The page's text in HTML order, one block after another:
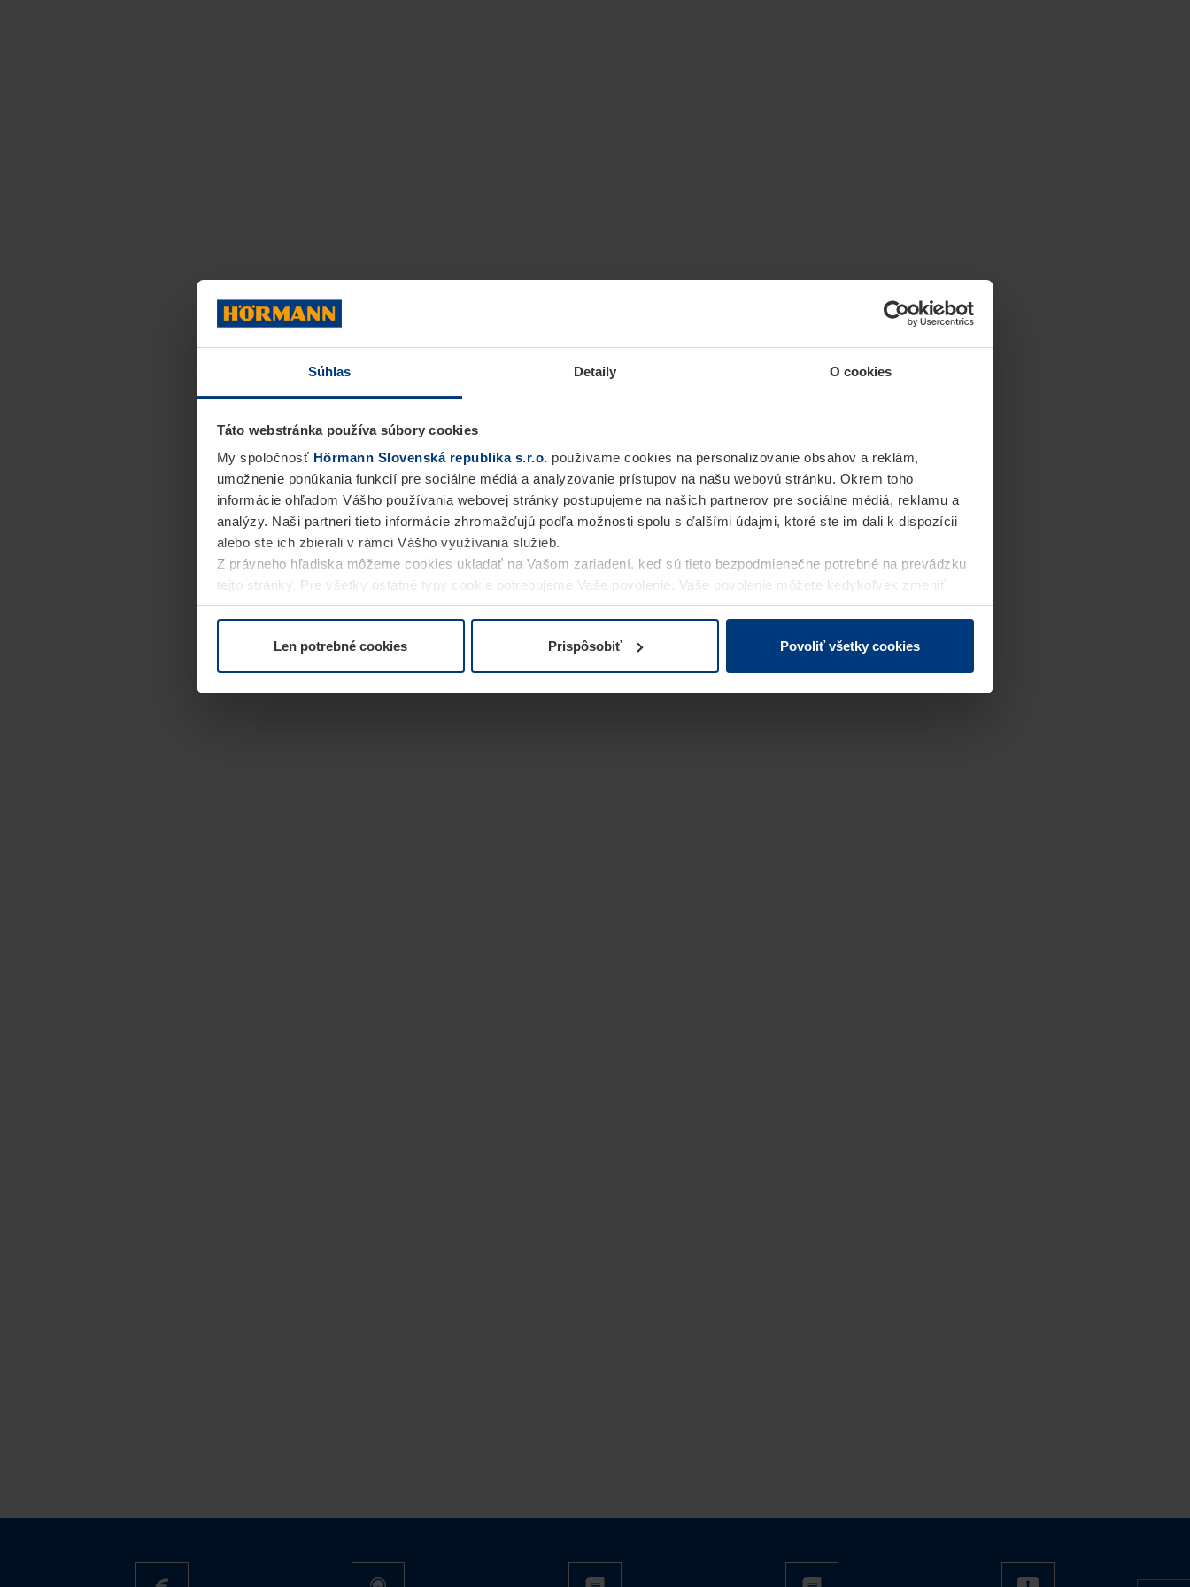
Súhlas Detaily O cookies
Táto webstránka používa súbory cookies
My spoločnosť Hörmann Slovenská republika s.r.o. používame cookies na personalizovanie obsahov a reklám,
umožnenie ponúkania funkcií pre sociálne médiá a analyzovanie prístupov na našu webovú stránku. Okrem toho
informácie ohľadom Vášho používania webovej stránky postupujeme na našich partnerov pre sociálne médiá, reklamu a
analýzy. Naši partneri tieto informácie zhromažďujú podľa možnosti spolu s ďalšími údajmi, ktoré ste im dali k dispozícii
alebo ste ich zbierali v rámci Vášho využívania služieb.
Z právneho hľadiska môžeme cookies ukladať na Vašom zariadení, keď sú tieto bezpodmienečne potrebné na prevádzku
tejto stránky. Pre všetky ostatné typy cookie potrebujeme Vaše povolenie. Vaše povolenie môžete kedykoľvek zmeniť
alebo odvolať vo vysvetlení cookie na stránkeVyhlásenie o ochrane osobných údajovnašej webovej stránky.
Len potrebné cookies Prispôsobiť Povoliť všetky cookies